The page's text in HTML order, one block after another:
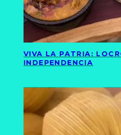
VIVA LA PATRIA:
INDEPENDENCIA